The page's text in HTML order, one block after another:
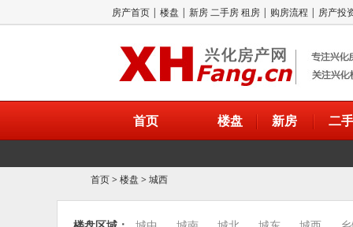
房产首页 | 楼盘 | 新房二手房租房 | 购房流程 | 房产投
首页 楼盘 新房 二
首页> 楼盘 > 城西